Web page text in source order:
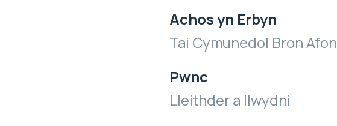
Achos yn Erbyn
Tai Cymunedol Bron Afon
Pwnc
Lleithder a llwydni